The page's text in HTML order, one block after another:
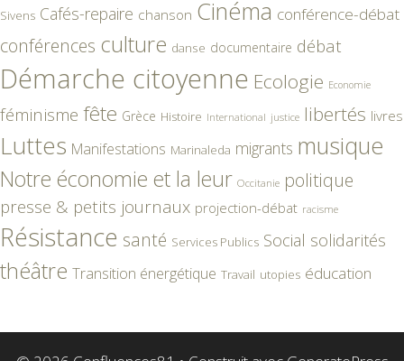
Sivens Cafés-repaire chanson Cinéma conférence-débat
conférences culture danse documentaire débat
Démarche citoyenne Ecologie Economie
féminisme fête Grèce Histoire International justice libertés livres
Luttes Manifestations Marinaleda migrants musique
Notre économie et la leur Occitanie politique
presse & petits journaux projection-débat racisme
Résistance santé Services Publics Social solidarités
théâtre Transition énergétique Travail utopies éducation